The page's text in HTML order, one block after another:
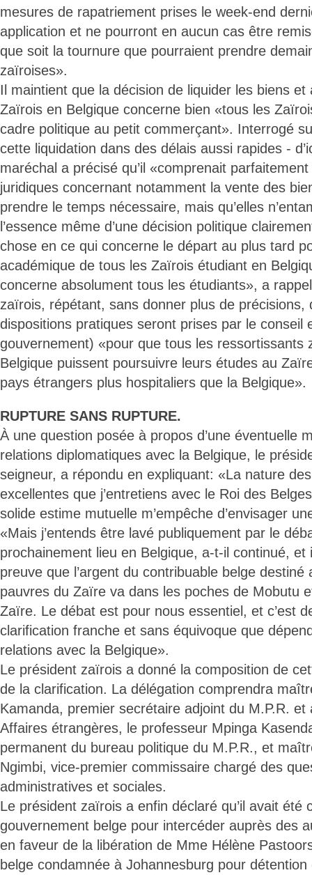
mesures de rapatriement prises le week-end
application et ne pourront en aucun cas être
que soit la tournure que pourraient prendre
zaïroises».
Il maintient que la décision de liquider les biens et
Zaïrois en Belgique concerne bien «tous les
cadre politique au petit commerçant». Interrogé
cette liquidation dans des délais aussi rapides -
maréchal a précisé qu’il «comprenait
juridiques concernant notamment la vente des
prendre le temps nécessaire, mais qu’elles
l’essence même d’une décision politique
chose en ce qui concerne le départ au plus tard
académique de tous les Zaïrois étudiant en
concerne absolument tous les étudiants», a
zaïrois, répétant, sans donner plus de précisions,
dispositions pratiques seront prises par le conseil
gouvernement) «pour que tous les ressortissants
Belgique puissent poursuivre leurs études au
pays étrangers plus hospitaliers que la Belgique».
RUPTURE SANS RUPTURE.
À une question posée à propos d’une éventuelle
relations diplomatiques avec la Belgique, le
seigneur, a répondu en expliquant: «La nature
excellentes que j’entretiens avec le Roi des
solide estime mutuelle m’empêche d’envisager
«Mais j’entends être lavé publiquement par le
prochainement lieu en Belgique, a-t-il continué,
preuve que l’argent du contribuable belge destiné
pauvres du Zaïre va dans les poches de Mobutu
Zaïre. Le débat est pour nous essentiel, et c’est
clarification franche et sans équivoque que
relations avec la Belgique».
Le président zaïrois a donné la composition de
de la clarification. La délégation comprendra
Kamanda, premier secrétaire adjoint du M.P.R. et
Affaires étrangères, le professeur Mpinga
permanent du bureau politique du M.P.R., et
Ngimbi, vice-premier commissaire chargé des
administratives et sociales.
Le président zaïrois a enfin déclaré qu’il avait été
gouvernement belge pour intercéder auprès des
en faveur de la libération de Mme Hélène
belge condamnée à Johannesburg pour détention